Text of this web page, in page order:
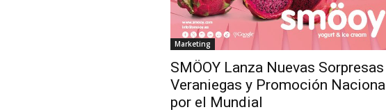
Marketing
SMÖOY Lanza Nuevas Sorpresas
Veraniegas y Promoción Nacional
por el Mundial